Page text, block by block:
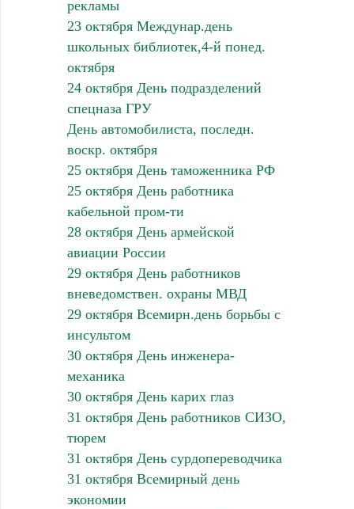
рекламы
23 октября Междунар.день
школьных библиотек,4-й понед.
октября
24 октября День подразделений
спецназа ГРУ
День автомобилиста, последн.
воскр. октября
25 октября День таможенника РФ
25 октября День работника
кабельной пром-ти
28 октября День армейской
авиации России
29 октября День работников
вневедомствен. охраны МВД
29 октября Всемирн.день борьбы с
инсультом
30 октября День инженера-
механика
30 октября День карих глаз
31 октября День работников СИЗО,
тюрем
31 октября День сурдопереводчика
31 октября Всемирный день
экономии